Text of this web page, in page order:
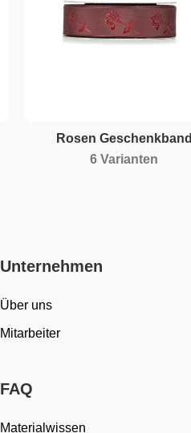
Rosen Geschenkband
6 Varianten
Unternehmen
Über uns
Mitarbeiter
FAQ
Materialwissen